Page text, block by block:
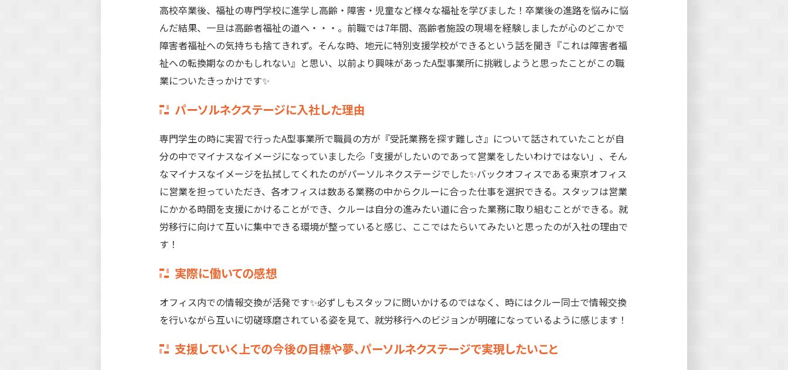
高校卒業後、福祉の専門学校に進学し高齢・障害・児童など様々な福祉を学びました！卒業後の進路を悩みに悩
んだ結果、一旦は高齢者福祉の道へ・・・。前職では7年間、高齢者施設の現場を経験しましたが心のどこかで
障害者福祉への気持ちも捨てきれず。そんな時、地元に特別支援学校ができるという話を聞き『これは障害者福
祉への転換期なのかもしれない』と思い、以前より興味があったA型事業所に挑戦しようと思ったことがこの職
業についたきっかけです✨
パーソルネクステージに入社した理由
専門学生の時に実習で行ったA型事業所で職員の方が『受託業務を探す難しさ』について話されていたことが自
分の中でマイナスなイメージになっていました💦「支援がしたいのであって営業をしたいわけではない」、そん
なマイナスなイメージを払拭してくれたのがパーソルネクステージでした✨バックオフィスである東京オフィス
に営業を担っていただき、各オフィスは数ある業務の中からクルーに合った仕事を選択できる。スタッフは営業
にかかる時間を支援にかけることができ、クルーは自分の進みたい道に合った業務に取り組むことができる。就
労移行に向けて互いに集中できる環境が整っていると感じ、ここではたらいてみたいと思ったのが入社の理由で
す！
実際に働いての感想
オフィス内での情報交換が活発です✨必ずしもスタッフに問いかけるのではなく、時にはクルー同士で情報交換
を行いながら互いに切磋琢磨されている姿を見て、就労移行へのビジョンが明確になっているように感じます！
支援していく上での今後の目標や夢、パーソルネクステージで実現したいこと